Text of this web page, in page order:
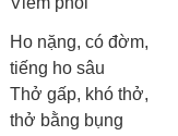
Ho nặng, có đờm,
tiếng ho sâu
Thở gấp, khó thở,
thở bằng bụng